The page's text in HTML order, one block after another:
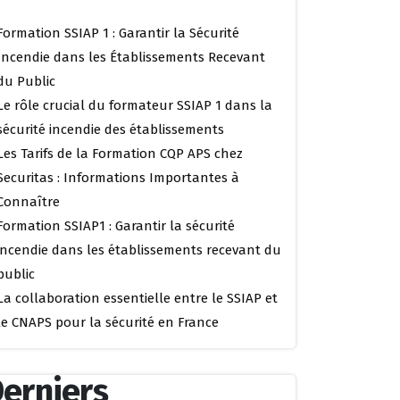
SSIAP 1 : Garantir la Sécurité
dans les Établissements Recevant
Public
rôle crucial du formateur SSIAP 1 dans la
incendie des établissements
Tarifs de la Formation CQP APS chez
: Informations Importantes à
SSIAP1 : Garantir la sécurité
dans les établissements recevant du
collaboration essentielle entre le SSIAP et
CNAPS pour la sécurité en France